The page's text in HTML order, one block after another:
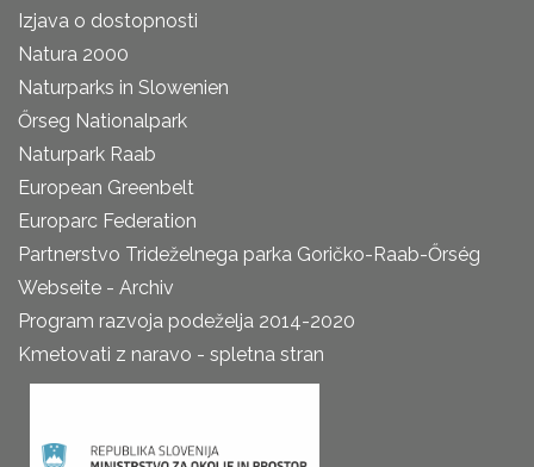
Izjava o dostopnosti
Natura 2000
Naturparks in Slowenien
Őrseg Nationalpark
Naturpark Raab
European Greenbelt
Europarc Federation
Partnerstvo Trideželnega parka Goričko-Raab-Őrség
Webseite - Archiv
Program razvoja podeželja 2014-2020
Kmetovati z naravo - spletna stran